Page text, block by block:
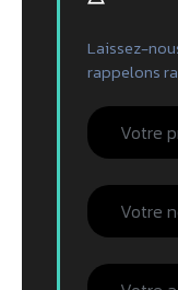
Laissez-
rappelons